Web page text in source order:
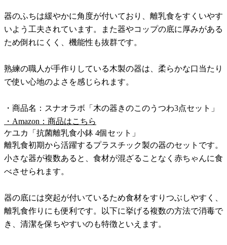
器のふちは緩やかに角度が付いており、離乳食をすくいやす
いよう工夫されています。また器やコップの底に厚みがある
ため倒れにくく、機能性も抜群です。
熟練の職人が手作りしている木製の器は、柔らかな口当たり
で使い心地のよさを感じられます。
・商品名：スナオラボ「木の器きのこのうつわ3点セット」
・Amazon：商品はこちら
ケユカ「抗菌離乳食小鉢 4個セット」
離乳食初期から活躍するプラスチック製の器のセットです。
小さな器が複数あると、食材が混ざることなく赤ちゃんに食
べさせられます。
器の底には突起が付いているため食材をすりつぶしやすく、
離乳食作りにも便利です。以下に挙げる複数の方法で消毒で
き、清潔を保ちやすいのも特徴といえます。